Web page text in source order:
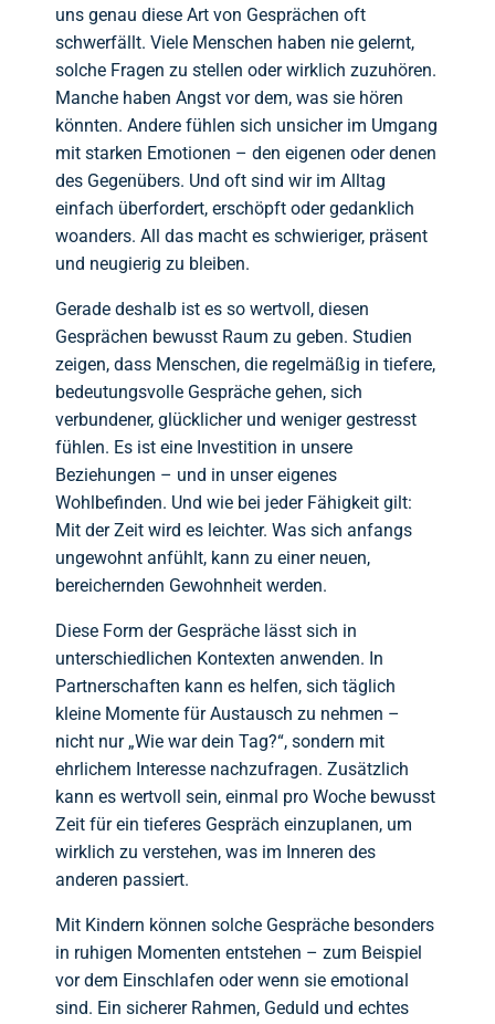
uns genau diese Art von Gesprächen oft
schwerfällt. Viele Menschen haben nie gelernt,
solche Fragen zu stellen oder wirklich zuzuhören.
Manche haben Angst vor dem, was sie hören
könnten. Andere fühlen sich unsicher im Umgang
mit starken Emotionen – den eigenen oder denen
des Gegenübers. Und oft sind wir im Alltag
einfach überfordert, erschöpft oder gedanklich
woanders. All das macht es schwieriger, präsent
und neugierig zu bleiben.
Gerade deshalb ist es so wertvoll, diesen
Gesprächen bewusst Raum zu geben. Studien
zeigen, dass Menschen, die regelmäßig in tiefere,
bedeutungsvolle Gespräche gehen, sich
verbundener, glücklicher und weniger gestresst
fühlen. Es ist eine Investition in unsere
Beziehungen – und in unser eigenes
Wohlbefinden. Und wie bei jeder Fähigkeit gilt:
Mit der Zeit wird es leichter. Was sich anfangs
ungewohnt anfühlt, kann zu einer neuen,
bereichernden Gewohnheit werden.
Diese Form der Gespräche lässt sich in
unterschiedlichen Kontexten anwenden. In
Partnerschaften kann es helfen, sich täglich
kleine Momente für Austausch zu nehmen –
nicht nur „Wie war dein Tag?“, sondern mit
ehrlichem Interesse nachzufragen. Zusätzlich
kann es wertvoll sein, einmal pro Woche bewusst
Zeit für ein tieferes Gespräch einzuplanen, um
wirklich zu verstehen, was im Inneren des
anderen passiert.
Mit Kindern können solche Gespräche besonders
in ruhigen Momenten entstehen – zum Beispiel
vor dem Einschlafen oder wenn sie emotional
sind. Ein sicherer Rahmen, Geduld und echtes